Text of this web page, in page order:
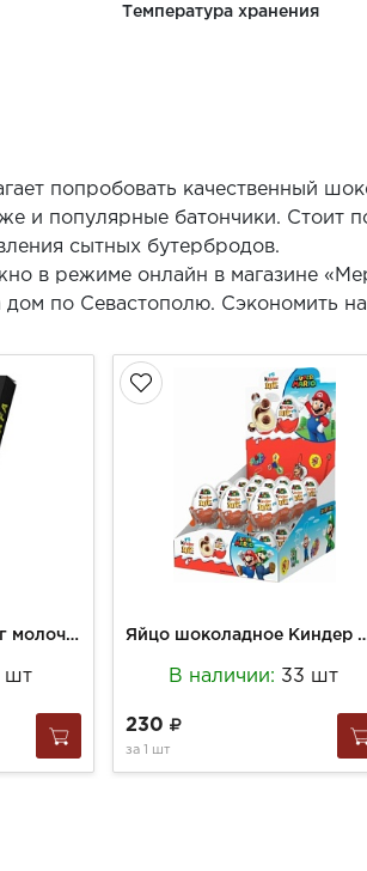
Температура хранения
попробовать качественный
и популярные батончики. Стоит
сытных бутербродов.
в режиме онлайн в магазине
дом по Севастополю. Сэкономить
Шоколад Дубай 130г молочный с фисташковой пастой и хрустящим тестом кунафа
шт
Яйцо шоколадное Киндер
В наличии: 33 шт
230
за 1 шт